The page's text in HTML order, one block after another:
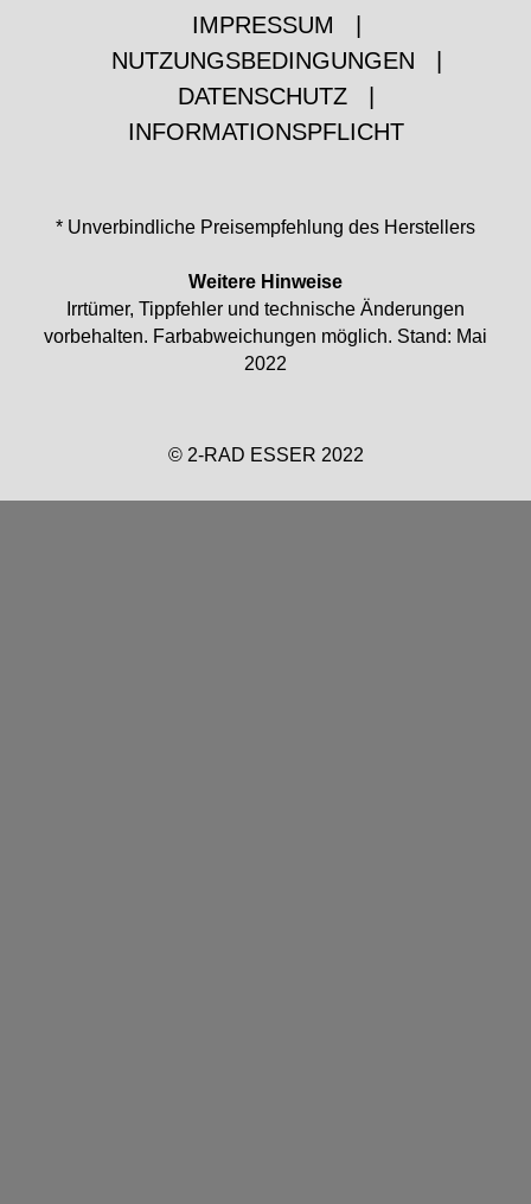
IMPRESSUM
NUTZUNGSBEDINGUNGEN
DATENSCHUTZ
INFORMATIONSPFLICHT
* Unverbindliche Preisempfehlung des Herstellers
Weitere Hinweise
Irrtümer, Tippfehler und technische Änderungen
vorbehalten. Farbabweichungen möglich. Stand: Mai
2022
© 2-RAD ESSER 2022